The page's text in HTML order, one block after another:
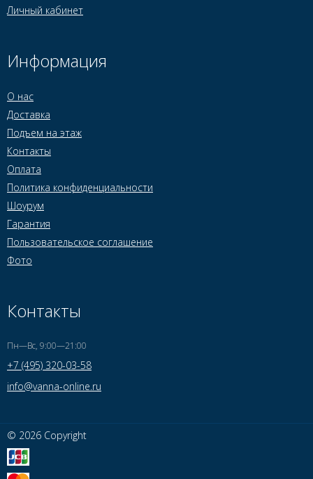
Личный кабинет
Информация
О нас
Доставка
Подъем на этаж
Контакты
Оплата
Политика конфиденциальности
Шоурум
Гарантия
Пользовательское соглашение
Фото
Контакты
Пн—Вс, 9:00—21:00
+7 (495) 320-03-58
info@vanna-online.ru
© 2026 Copyright